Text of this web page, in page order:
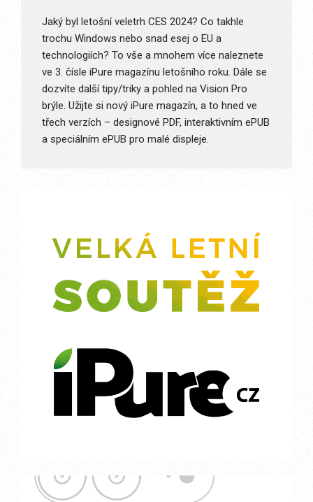
Jaký byl letošní veletrh CES 2024? Co takhle
trochu Windows nebo snad esej o EU a
technologiích? To vše a mnohem více naleznete
ve 3. čísle iPure magazínu letošního roku. Dále se
dozvíte další tipy/triky a pohled na Vision Pro
brýle. Užijte si nový iPure magazín, a to hned ve
třech verzích – designové PDF, interaktivním ePUB
a speciálním ePUB pro malé displeje.